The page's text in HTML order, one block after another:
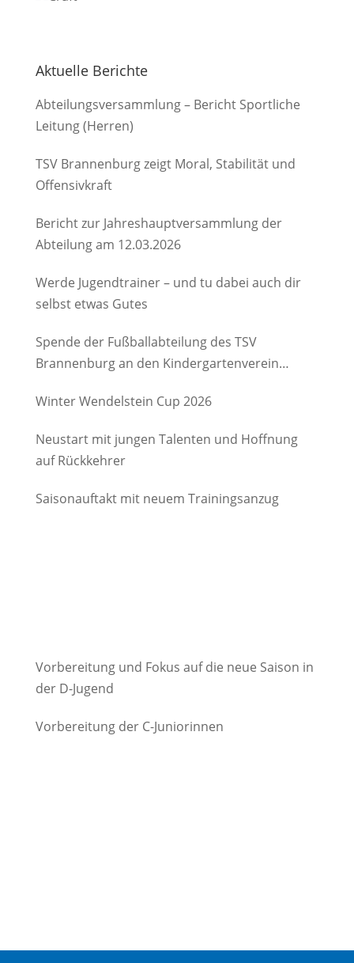
Aktuelle Berichte
Abteilungsversammlung – Bericht Sportliche
Leitung (Herren)
TSV Brannenburg zeigt Moral, Stabilität und
Offensivkraft
Bericht zur Jahreshauptversammlung der
Abteilung am 12.03.2026
Werde Jugendtrainer – und tu dabei auch dir
selbst etwas Gutes
Spende der Fußballabteilung des TSV
Brannenburg an den Kindergartenverein
Winter Wendelstein Cup 2026
Neustart mit jungen Talenten und Hoffnung
auf Rückkehrer
Saisonauftakt mit neuem Trainingsanzug
Vorbereitung und Fokus auf die neue Saison in
der D-Jugend
Vorbereitung der C-Juniorinnen